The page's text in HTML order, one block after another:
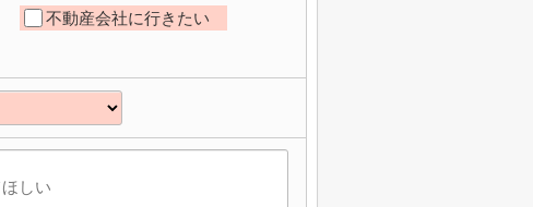
不動産会社に行きたい